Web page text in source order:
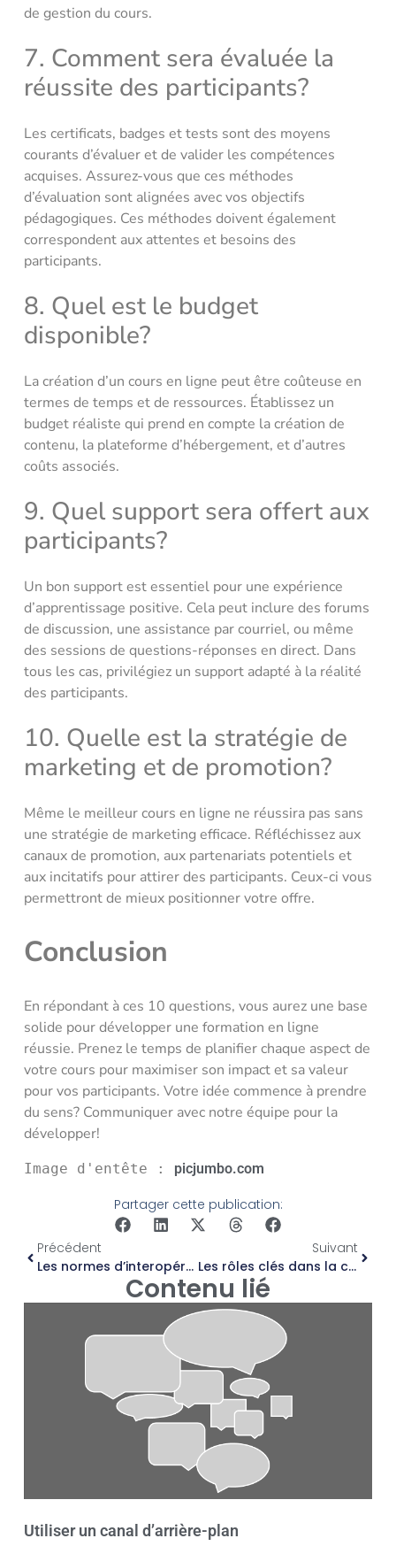
de gestion du cours.
7. Comment sera évaluée la
réussite des participants?
Les certificats, badges et tests sont des moyens
courants d’évaluer et de valider les compétences
acquises. Assurez-vous que ces méthodes
d’évaluation sont alignées avec vos objectifs
pédagogiques. Ces méthodes doivent également
correspondent aux attentes et besoins des
participants.
8. Quel est le budget
disponible?
La création d’un cours en ligne peut être coûteuse en
termes de temps et de ressources. Établissez un
budget réaliste qui prend en compte la création de
contenu, la plateforme d’hébergement, et d’autres
coûts associés.
9. Quel support sera offert aux
participants?
Un bon support est essentiel pour une expérience
d’apprentissage positive. Cela peut inclure des forums
de discussion, une assistance par courriel, ou même
des sessions de questions-réponses en direct. Dans
tous les cas, privilégiez un support adapté à la réalité
des participants.
10. Quelle est la stratégie de
marketing et de promotion?
Même le meilleur cours en ligne ne réussira pas sans
une stratégie de marketing efficace. Réfléchissez aux
canaux de promotion, aux partenariats potentiels et
aux incitatifs pour attirer des participants. Ceux-ci vous
permettront de mieux positionner votre offre.
Conclusion
En répondant à ces 10 questions, vous aurez une base
solide pour développer une formation en ligne
réussie. Prenez le temps de planifier chaque aspect de
votre cours pour maximiser son impact et sa valeur
pour vos participants. Votre idée commence à prendre
du sens? Communiquer avec notre équipe pour la
développer!
Image d'entête : picjumbo.com
Partager cette publication:
Précédent
Les normes d’interopérabilité et de compatibilité en formation en ligne
Suivant
Les rôles clés dans la conception d’une formation en ligne
Contenu lié
Utiliser un canal d’arrière-plan